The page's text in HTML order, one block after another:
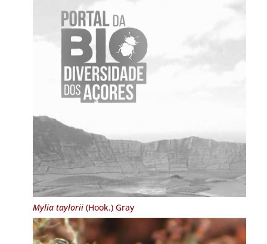
Mylia taylorii(Hook.) Gray